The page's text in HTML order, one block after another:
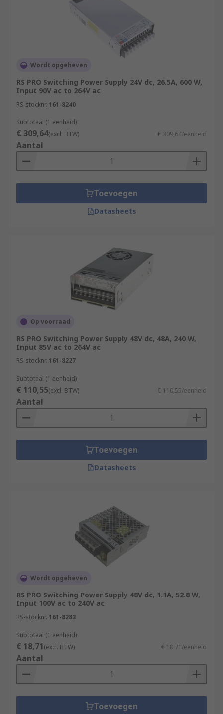
Wordt opgeheven
RS PRO Switching Power Supply 24V dc, 26.5A, 600 W,
Input 90V ac to 264V ac
RS-stocknr. 161-8240
Subtotaal (1 eenheid)
€ 309,64(excl. BTW) € 309,64/eenheid
Aantal
Toevoegen
Datasheets
Op voorraad
RS PRO Switching Power Supply 48V dc, 48A, 240 W,
Input 85V ac to 264V ac
RS-stocknr. 161-8227
Subtotaal (1 eenheid)
€ 110,55(excl. BTW) € 110,55/eenheid
Aantal
Toevoegen
Datasheets
Wordt opgeheven
RS PRO Switching Power Supply 48V dc, 1.1A, 52.8 W,
Input 100V ac to 240V ac
RS-stocknr. 161-8283
Subtotaal (1 eenheid)
€ 18,71(excl. BTW) € 18,71/eenheid
Aantal
Toevoegen